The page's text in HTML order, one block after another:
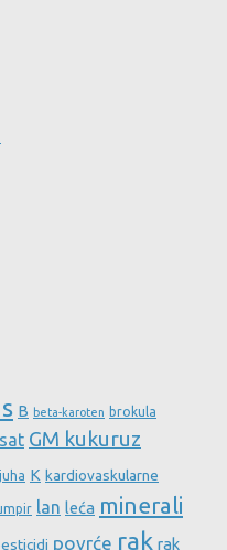
B beta-karoten brokula
GM kukuruz
juha K kardiovaskularne
lan leća minerali
povrće rak rak